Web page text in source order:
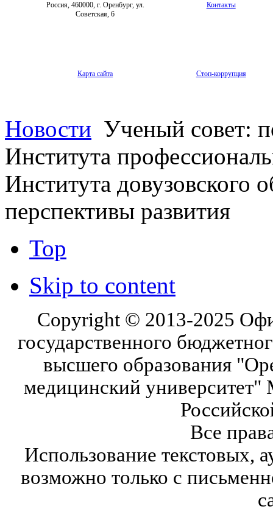
Россия, 460000, г. Оренбург, ул.
Советская, 6
Контакты
Карта сайта Стоп-коррупция
Новости Ученый совет:
Института
Института довузовского
перспективы развития
Top
Skip to content
Copyright © 2013-2025
государственного
высшего образования
медицинский университет"
Все
Использование текстовых,
возможно только с